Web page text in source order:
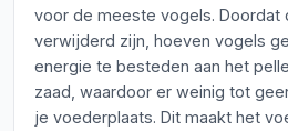
voor de meeste vogels. Doordat
verwijderd zijn, hoeven vogels
energie te besteden aan het
zaad, waardoor er weinig tot
je voederplaats. Dit maakt het